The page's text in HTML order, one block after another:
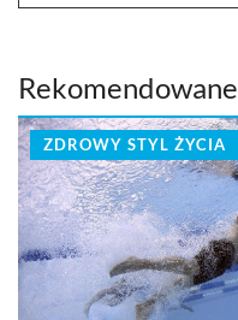
Rekomendowane
ZDROWY STYL ŻYCIA